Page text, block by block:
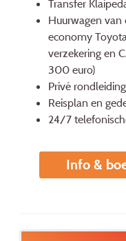
Transfer
Huurwagen
economy
verzekering en
300 euro)
Privé
Reisplan en
24/7
Info &